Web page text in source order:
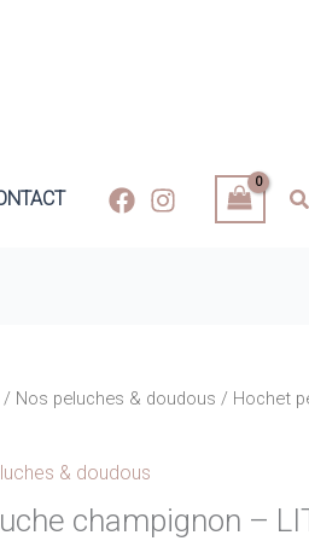
/ Nos peluches & doudous / Hochet
& doudous
champignon –